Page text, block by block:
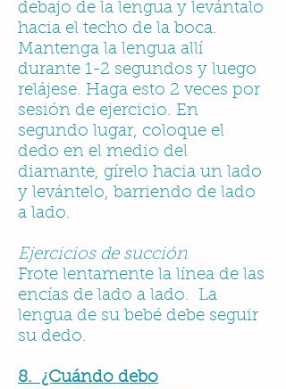
debajo de la lengua y levántalo
hacia el techo de la boca.
Mantenga la lengua allí
durante 1-2 segundos y luego
relájese. Haga esto 2 veces por
sesión de ejercicio. En
segundo lugar, coloque el
dedo en el medio del
diamante, gírelo hacia un lado
y levántelo, barriendo de lado
a lado.
Ejercicios de succión
Frote lentamente la línea de las
encías de lado a lado. La
lengua de su bebé debe seguir
su dedo.
8. ¿Cuándo debo